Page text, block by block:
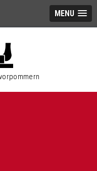
MENU